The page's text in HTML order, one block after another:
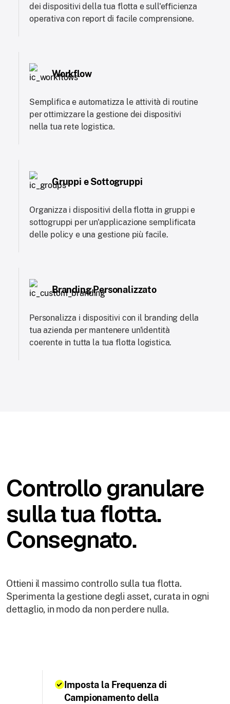
dei dispositivi della tua flotta e sull'efficienza
operativa con report di facile comprensione.
Workflow
Semplifica e automatizza le attività di routine
per ottimizzare la gestione dei dispositivi
nella tua rete logistica.
Gruppi e Sottogruppi
Organizza i dispositivi della flotta in gruppi e
sottogruppi per un'applicazione semplificata
delle policy e una gestione più facile.
Branding Personalizzato
Personalizza i dispositivi con il branding della
tua azienda per mantenere un'identità
coerente in tutta la tua flotta logistica.
Controllo granulare
sulla tua flotta.
Consegnato.
Ottieni il massimo controllo sulla tua flotta.
Sperimenta la gestione degli asset, curata in ogni
dettaglio, in modo da non perdere nulla.
Imposta la Frequenza di
Campionamento della